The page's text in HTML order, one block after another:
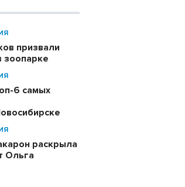
призвали
зоопарке
6 самых
раскрыла
Ольга